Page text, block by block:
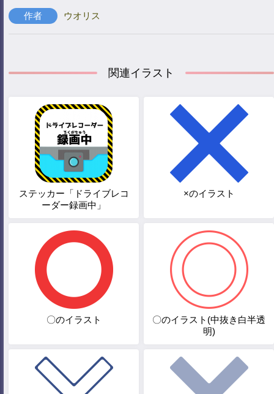
作者 ウオリス
関連イラスト
ステッカー「ドライブレコ
ーダー録画中」
×のイラスト
〇のイラスト
〇のイラスト(中抜き白半透
明)